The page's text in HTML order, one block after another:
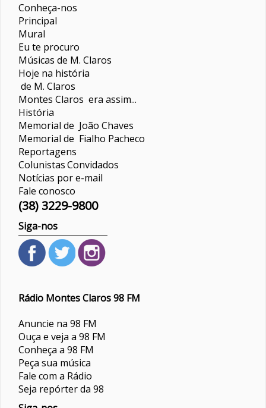
Conheça-nos
Principal
Mural
Eu te procuro
Músicas de M. Claros
Hoje na história
de M. Claros
Montes Claros era assim...
História
Memorial de João Chaves
Memorial de Fialho Pacheco
Reportagens
ColunistasConvidados
Notícias por e-mail
Fale conosco
(38) 3229-9800
Siga-nos
Rádio Montes Claros 98 FM
Anuncie na 98 FM
Ouça e veja a 98 FM
Conheça a 98 FM
Peça sua música
Fale com a Rádio
Seja repórter da 98